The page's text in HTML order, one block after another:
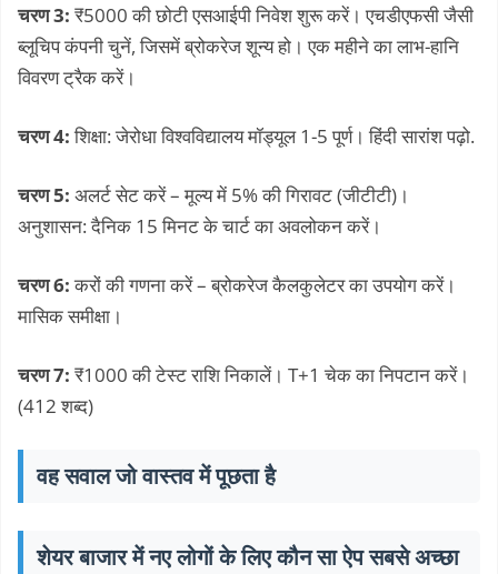
चरण 3: ₹5000 की छोटी एसआईपी निवेश शुरू करें। एचडीएफसी जैसी
ब्लूचिप कंपनी चुनें, जिसमें ब्रोकरेज शून्य हो। एक महीने का लाभ-हानि
विवरण ट्रैक करें।
चरण 4:शिक्षा: जेरोधा विश्वविद्यालय मॉड्यूल 1-5 पूर्ण। हिंदी सारांश पढ़ो.
चरण 5: अलर्ट सेट करें – मूल्य में 5% की गिरावट (जीटीटी)।
अनुशासन: दैनिक 15 मिनट के चार्ट का अवलोकन करें।
चरण 6:करों की गणना करें – ब्रोकरेज कैलकुलेटर का उपयोग करें।
मासिक समीक्षा।
चरण 7: ₹1000 की टेस्ट राशि निकालें। T+1 चेक का निपटान करें।
(412 शब्द)
वह सवाल जो वास्तव में पूछता है
शेयर बाजार में नए लोगों के लिए कौन सा ऐप सबसे अच्छा